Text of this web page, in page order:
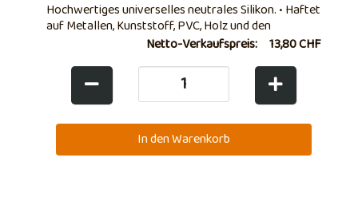
Hochwertiges universelles neutrales Silikon. • Haftet
auf Metallen, Kunststoff, PVC, Holz und den
wichtigsten Baumaterialien. • Beständig gegen
Schimmelbeständigkeit. • Nicht überstreichbar. • ...
Netto-Verkaufspreis: 13,80 CHF